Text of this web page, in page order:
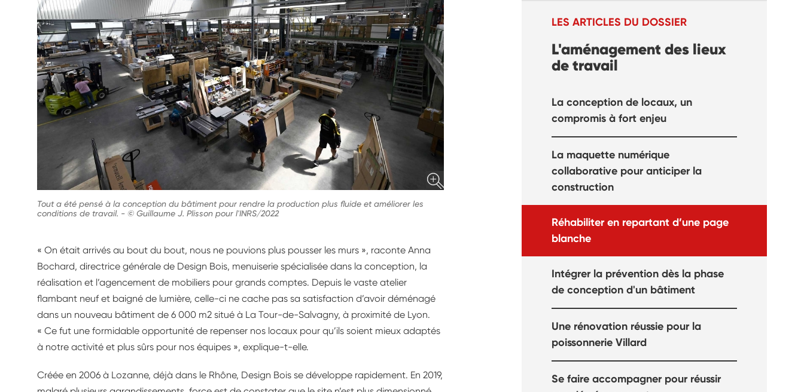
Tout a été pensé à la conception du bâtiment pour rendre la production plus fluide et améliorer les
conditions de travail. - © Guillaume J. Plisson pour l'INRS/2022
« On était arrivés au bout du bout, nous ne pouvions plus pousser les murs », raconte Anna
Bochard, directrice générale de Design Bois, menuiserie spécialisée dans la conception, la
réalisation et l’agencement de mobiliers pour grands comptes. Depuis le vaste atelier
flambant neuf et baigné de lumière, celle-ci ne cache pas sa satisfaction d’avoir déménagé
dans un nouveau bâtiment de 6 000 m2 situé à La Tour-de-Salvagny, à proximité de Lyon.
« Ce fut une formidable opportunité de repenser nos locaux pour qu’ils soient mieux adaptés
à notre activité et plus sûrs pour nos équipes », explique-t-elle.
Créée en 2006 à Lozanne, déjà dans le Rhône, Design Bois se développe rapidement. En 2019,
LES ARTICLES DU DOSSIER
L'aménagement des lieux
de travail
La conception de locaux, un
compromis à fort enjeu
La maquette numérique
collaborative pour anticiper la
construction
Réhabiliter en repartant d’une page
blanche
Intégrer la prévention dès la phase
de conception d'un bâtiment
Une rénovation réussie pour la
poissonnerie Villard
Se faire accompagner pour réussir